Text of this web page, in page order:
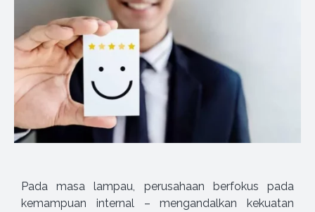
Pada masa lampau, perusahaan berfokus pada
kemampuan internal – mengandalkan kekuatan